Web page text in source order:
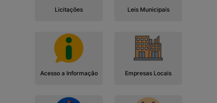
Licitações Leis Municipais
Acesso a Informação Empresas Locais